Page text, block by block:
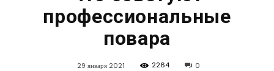
профессиональные
повара
29 января 2021 2264 0